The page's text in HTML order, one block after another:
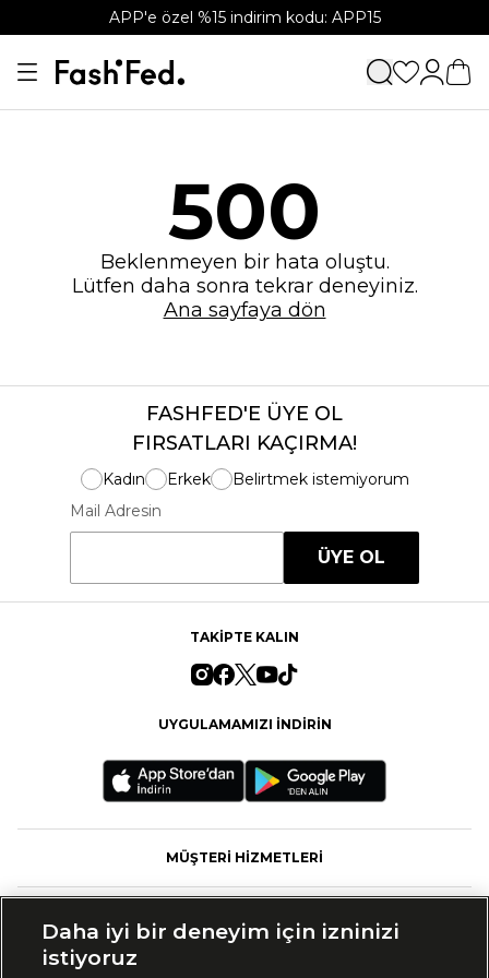
APP'e özel %15 indirim kodu: APP15
500
Beklenmeyen bir hata oluştu.
Lütfen daha sonra tekrar deneyiniz.
Ana sayfaya dön
FASHFED'E ÜYE OL
FIRSATLARI KAÇIRMA!
Kadın Erkek
Belirtmek istemiyorum
Mail Adresin
ÜYE OL
TAKİPTE KALIN
UYGULAMAMIZI İNDİRİN
MÜŞTERİ HİZMETLERİ
Daha iyi bir deneyim için izninizi
istiyoruz